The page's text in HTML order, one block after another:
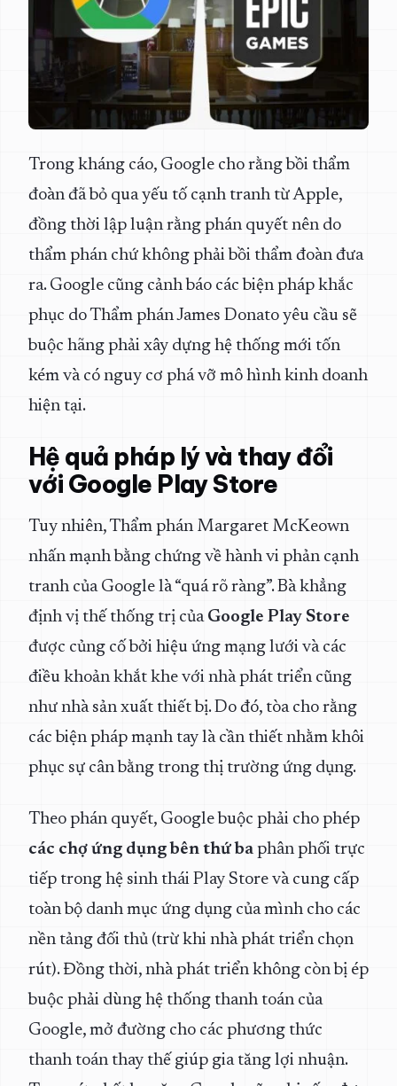
Trong kháng cáo, Google cho rằng bồi thẩm
đoàn đã bỏ qua yếu tố cạnh tranh từ Apple,
đồng thời lập luận rằng phán quyết nên do
thẩm phán chứ không phải bồi thẩm đoàn đưa
ra. Google cũng cảnh báo các biện pháp khắc
phục do Thẩm phán James Donato yêu cầu sẽ
buộc hãng phải xây dựng hệ thống mới tốn
kém và có nguy cơ phá vỡ mô hình kinh doanh
hiện tại.
Hệ quả pháp lý và thay đổi
với Google Play Store
Tuy nhiên, Thẩm phán Margaret McKeown
nhấn mạnh bằng chứng về hành vi phản cạnh
tranh của Google là “quá rõ ràng”. Bà khẳng
định vị thế thống trị của Google Play Store
được củng cố bởi hiệu ứng mạng lưới và các
điều khoản khắt khe với nhà phát triển cũng
như nhà sản xuất thiết bị. Do đó, tòa cho rằng
các biện pháp mạnh tay là cần thiết nhằm khôi
phục sự cân bằng trong thị trường ứng dụng.
Theo phán quyết, Google buộc phải cho phép
các chợ ứng dụng bên thứ ba phân phối trực
tiếp trong hệ sinh thái Play Store và cung cấp
toàn bộ danh mục ứng dụng của mình cho các
nền tảng đối thủ (trừ khi nhà phát triển chọn
rút). Đồng thời, nhà phát triển không còn bị ép
buộc phải dùng hệ thống thanh toán của
Google, mở đường cho các phương thức
thanh toán thay thế giúp gia tăng lợi nhuận.